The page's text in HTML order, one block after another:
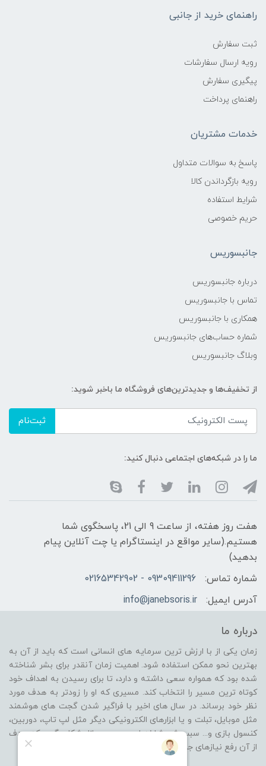
راهنمای خرید از جانبی
ثبت سفارش
رویه ارسال سفارشات
پیگیری سفارش
راهنمای پرداخت
خدمات مشتریان
پاسخ به سوالات متداول
رویه بازگرداندن کالا
شرایط استفاده
حریم خصوصی
جانبسوریس
درباره جانبسوریس
تماس با جانبسوریس
همکاری با جانبسوریس
شماره حساب‌های جانبسوریس
وبلاگ جانبسوریس
از تخفیف‌ها و جدیدترین‌های فروشگاه ما باخبر شوید:
ثبت‌نام
ما را در شبکه‌های اجتماعی دنبال کنید:
هفت روز هفته، از ساعت 9 الی 21، پاسخگوی شما
هستیم.(سایر مواقع در اینستاگرام یا چت آنلاین پیام
بدهید)
شماره تماس:
09309411296 - 02165342902
آدرس ایمیل:
info@janebsoris.ir
درباره ما
زمان یکی از با ارزش ترین سرمایه های انسانی است که باید از آن به
بهترین نحو ممکن استفاده شود. اهمیت زمان آنقدر برای بشر شناخته
شده بود که همواره سعی داشته و دارد، تا برای رسیدن به اهداف خود
کوتاه ترین مسیر را انتخاب کند. مسیری که او را زودتر به هدف مورد
نظر خود برساند. در سال های اخیر با فراگیر شدن گجت های هوشمند
مثل موبایل، تبلت و یا ابزارهای الکترونیکی دیگر مثل لپ تاپ، دوربین،
کنسول بازی و... سبب شد شاخه ای جدید در بازار شکل بگیرد که هدف
از آن رفع نیازهای جانبی از گروه محصولات باشد.